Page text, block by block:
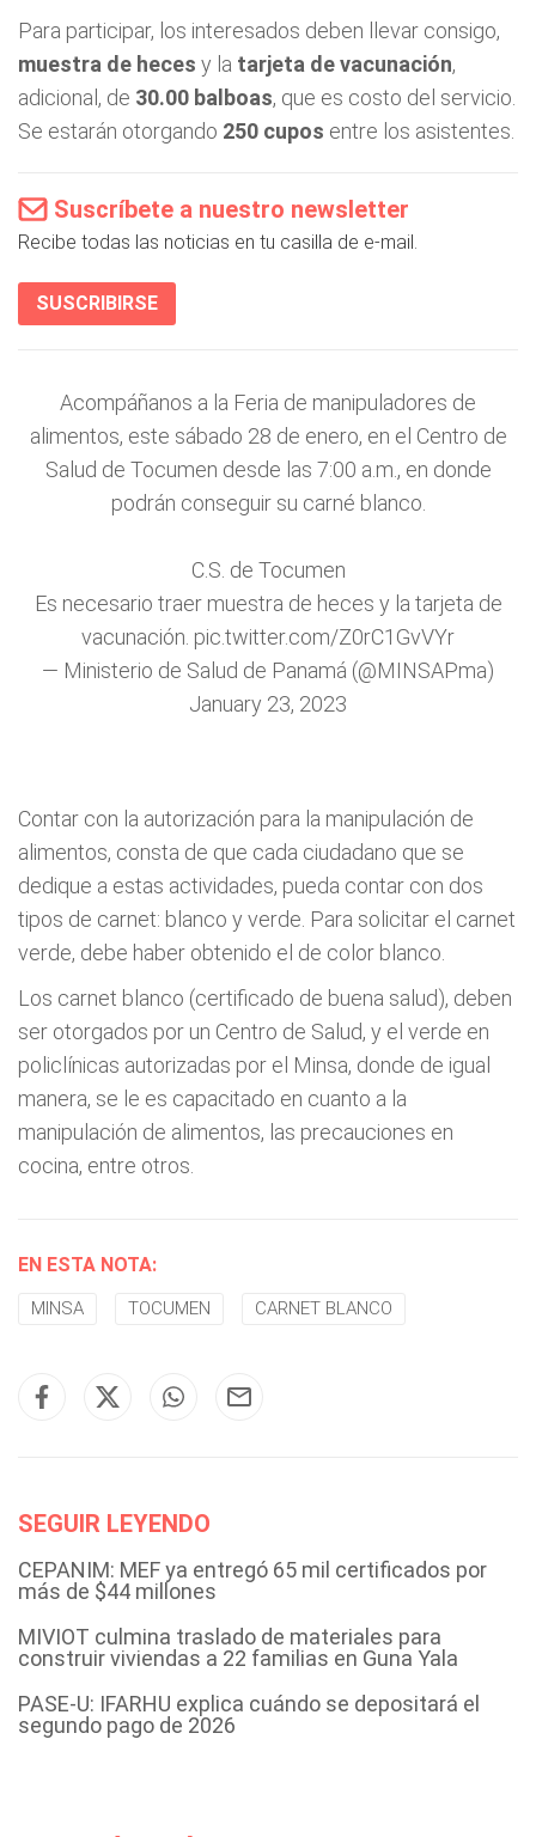
Para participar, los interesados deben llevar consigo,
muestra de heces y la tarjeta de vacunación,
adicional, de 30.00 balboas, que es costo del servicio.
Se estarán otorgando 250 cupos entre los asistentes.
Suscríbete a nuestro newsletter
Recibe todas las noticias en tu casilla de e-mail.
SUSCRIBIRSE
Acompáñanos a la Feria de manipuladores de
alimentos, este sábado 28 de enero, en el Centro de
Salud de Tocumen desde las 7:00 a.m., en donde
podrán conseguir su carné blanco.
C.S. de Tocumen
Es necesario traer muestra de heces y la tarjeta de
vacunación. pic.twitter.com/Z0rC1GvVYr
— Ministerio de Salud de Panamá (@MINSAPma)
January 23, 2023
Contar con la autorización para la manipulación de
alimentos, consta de que cada ciudadano que se
dedique a estas actividades, pueda contar con dos
tipos de carnet: blanco y verde. Para solicitar el carnet
verde, debe haber obtenido el de color blanco.
Los carnet blanco (certificado de buena salud), deben
ser otorgados por un Centro de Salud, y el verde en
policlínicas autorizadas por el Minsa, donde de igual
manera, se le es capacitado en cuanto a la
manipulación de alimentos, las precauciones en
cocina, entre otros.
EN ESTA NOTA:
MINSA TOCUMEN CARNET BLANCO
SEGUIR LEYENDO
CEPANIM: MEF ya entregó 65 mil certificados por
más de $44 millones
MIVIOT culmina traslado de materiales para
construir viviendas a 22 familias en Guna Yala
PASE-U: IFARHU explica cuándo se depositará el
segundo pago de 2026